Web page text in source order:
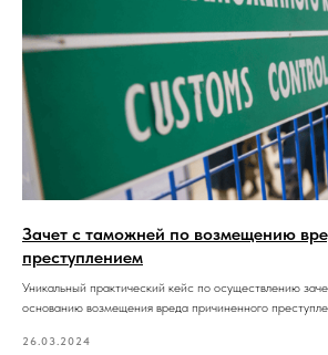
Зачет с таможней по возмещению
преступлением
Уникальный практический кейс по осуществлению
основанию возмещения вреда причиненного
26.03.2024